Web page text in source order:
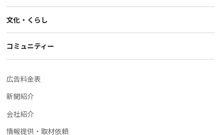
文化・くらし
コミュニティー
広告料金表
新聞紹介
会社紹介
情報提供・取材依頼